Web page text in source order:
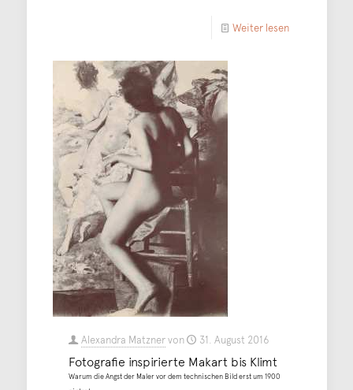
Weiter lesen
Alexandra Matznervon 31. August 2016
Fotografie inspirierte Makart bis Klimt
Warum die Angst der Maler vor dem technischen Bild erst um 1900